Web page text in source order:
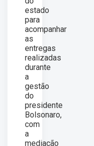
estado
para
acompanhar
as
entregas
realizadas
durante
a
gestão
do
presidente
Bolsonaro,
com
a
mediação